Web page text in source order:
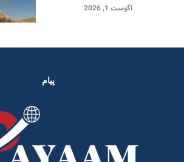
آگوست 1, 2026
پیام